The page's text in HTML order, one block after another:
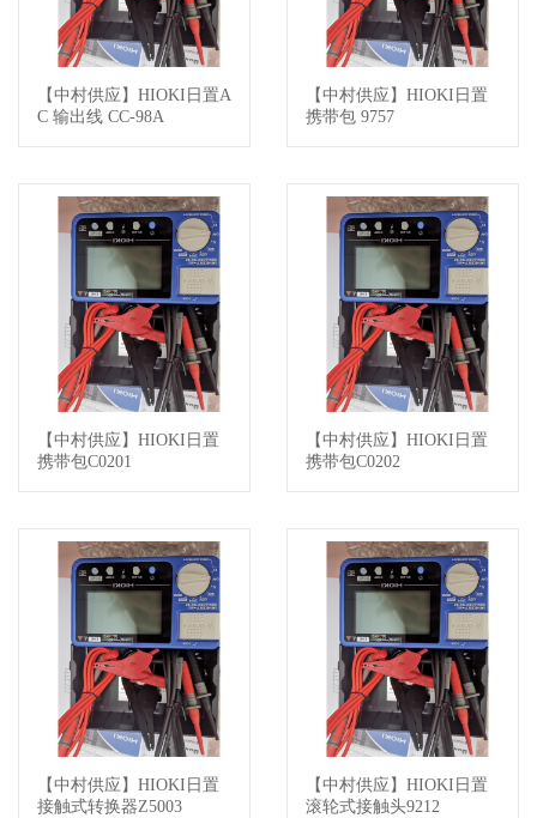
查看详情
【中村供应】HIOKI日置A
C 输出线 CC-98A
查看详情
【中村供应】HIOKI日置
携带包 9757
查看详情
【中村供应】HIOKI日置
携带包C0201
查看详情
【中村供应】HIOKI日置
携带包C0202
查看详情
【中村供应】HIOKI日置
接触式转换器Z5003
查看详情
【中村供应】HIOKI日置
滚轮式接触头9212